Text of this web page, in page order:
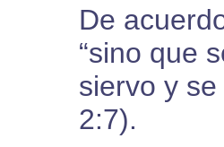
De
“sino que
siervo y
2:7).